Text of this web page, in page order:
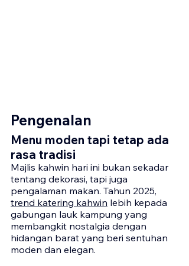
Pengenalan
Menu moden tapi tetap ada
rasa tradisi
Majlis kahwin hari ini bukan sekadar
tentang dekorasi, tapi juga
pengalaman makan. Tahun 2025,
trend katering kahwin lebih kepada
gabungan lauk kampung yang
membangkit nostalgia dengan
hidangan barat yang beri sentuhan
moden dan elegan.